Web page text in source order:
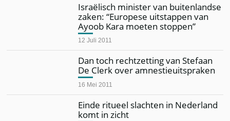
Israëlisch minister van buitenlandse
zaken: “Europese uitstappen van
Ayoob Kara moeten stoppen”
12 Juli 2011
Dan toch rechtzetting van Stefaan
De Clerk over amnestieuitspraken
16 Mei 2011
Einde ritueel slachten in Nederland
komt in zicht